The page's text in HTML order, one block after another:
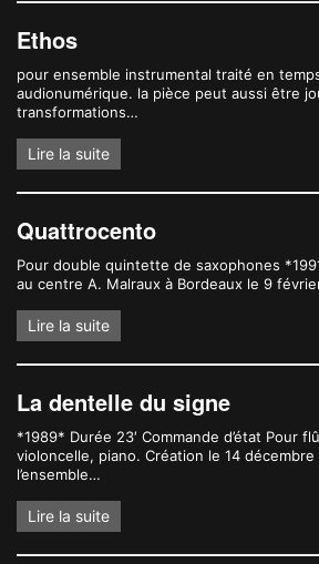
Ethos
pour ensemble instrumental traité en
audionumérique. la pièce peut aussi être
transformations…
Lire la suite
Quattrocento
Pour double quintette de saxophones
au centre A. Malraux à Bordeaux le 9
Lire la suite
La dentelle du signe
*1989* Durée 23′ Commande d’état Pour
violoncelle, piano. Création le 14 décembre
l’ensemble…
Lire la suite